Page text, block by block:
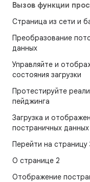
Вызов функции
Страница из сети и
Преобразование
данных
Управляйте и
состояния загрузки
Протестируйте
пейджинга
Загрузка и
постраничных данных
Перейти на страницу
О странице 2
Отображение